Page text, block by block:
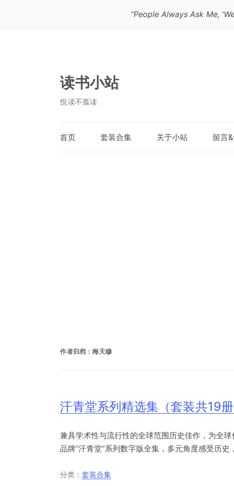
“People Always Ask Me,
读书小站
悦读不孤读
首页 套装合集 关于小站 留言
作者归档：梅天穆
汗青堂系列精选集（套装共19册
兼具学术性与流行性的全球范围历史佳作，为全
品牌“汗青堂”系列数字版全集，多元角度感受历
分类：套装合集